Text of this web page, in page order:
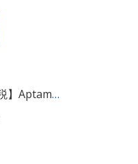
【三罐装包邮包税】Aptamil 爱他美金装奶粉4段 900g